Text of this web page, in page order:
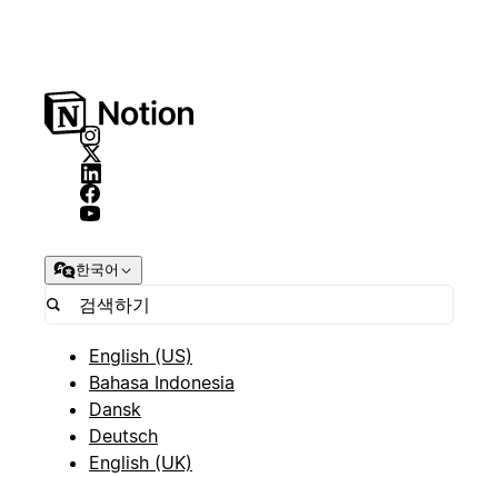
한국어
English (US)
Bahasa Indonesia
Dansk
Deutsch
English (UK)